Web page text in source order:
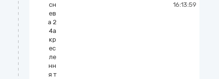
сн
ев
а 2
4а
кр
ес
ле
нн
я т
16:13:59